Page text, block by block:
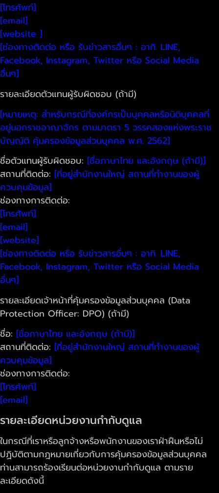
[โทรศัพท์]
[email]
[website ]
[ช่องทางติดต่อ หรือ รับข่าวสารอื่นๆ : อาทิ. LINE,
Facebook, Instagram, Twitter หรือ Social Media
อื่นๆ]
รายละเอียดตัวแทนผู้รับผิดชอบ (ถ้ามี)
[หมายเหตุ: สำหรับกรณีที่องค์กรเป็นบุคคลหรือนิติบุคคลที่
อยู่นอกราชอาณาจักร ตามมาตรา 5 วรรคสองแห่งพระราช
บัญญัติ คุ้มครองข้อมูลส่วนบุคคล พ.ศ. 2562]
ชื่อตัวแทนผู้รับผิดชอบ: [ชื่อภาษาไทย และอังกฤษ (ถ้ามี)]
สถานที่ติดต่อ: [ที่อยู่สำนักงานใหญ่ สถานที่ทำงานของผู้
ควบคุมข้อมูล]
ช่องทางการติดต่อ:
[โทรศัพท์]
[email]
[website]
[ช่องทางติดต่อ หรือ รับข่าวสารอื่นๆ : อาทิ. LINE,
Facebook, Instagram, Twitter หรือ Social Media
อื่นๆ]
รายละเอียดเจ้าหน้าที่คุ้มครองข้อมูลส่วนบุคคล (Data
Protection Officer: DPO) (ถ้ามี)
ชื่อ: [ชื่อภาษาไทย และอังกฤษ (ถ้ามี)]
สถานที่ติดต่อ: [ที่อยู่สำนักงานใหญ่ สถานที่ทำงานของผู้
ควบคุมข้อมูล]
ช่องทางการติดต่อ:
[โทรศัพท์]
[email]
รายละเอียดหน่วยงานกำกับดูแล
ในกรณีที่เราหรือลูกจ้างหรือพนักงานของเราฝ่าฝืนหรือไม่
ปฏิบัติตามกฎหมายเกี่ยวกับการคุ้มครองข้อมูลส่วนบุคคล
ท่านสามารถร้องเรียนต่อหน่วยงานกำกับดูแล ตามราย
ละเอียดดังนี้